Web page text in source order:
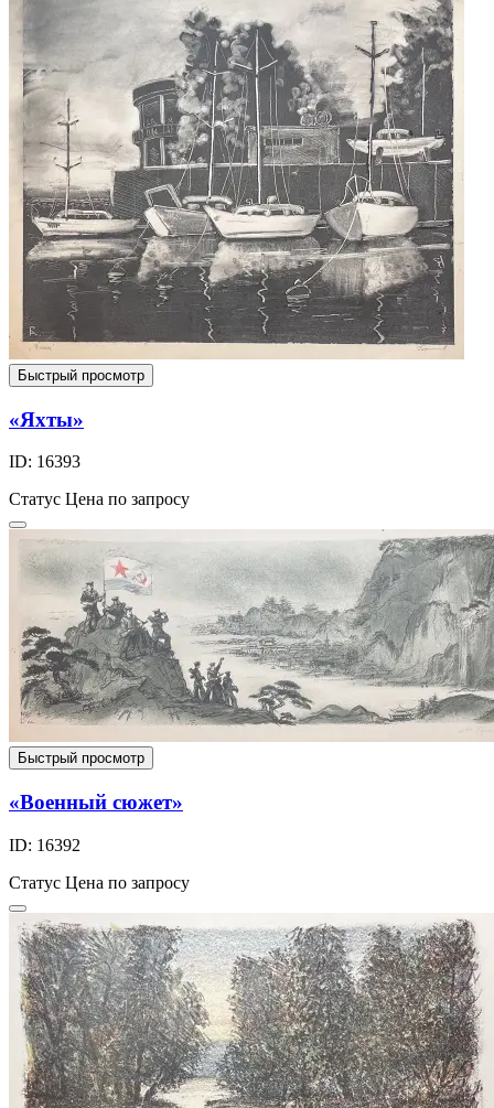
Быстрый просмотр
«Яхты»
ID: 16393
Статус Цена по запросу
Быстрый просмотр
«Военный сюжет»
ID: 16392
Статус Цена по запросу